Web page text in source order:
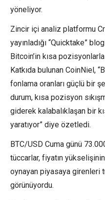
yöneliyor.
Zincir içi analiz platformu
yayınladığı “Quicktake”
Bitcoin’in kısa
Katkıda bulunan CoinNiel,
fonlama oranları güçlü bir
durum, kısa pozisyon
giderek kalabalıklaşan bir
yaratıyor” diye özetledi.
BTC/USD Cuma günü
tüccarlar, fiyatın
oynayan piyasaya girenleri
görünüyordu.